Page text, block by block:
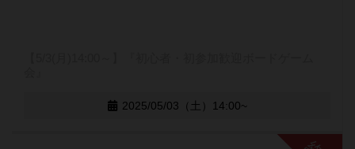
2025/05/03（土）14:00~